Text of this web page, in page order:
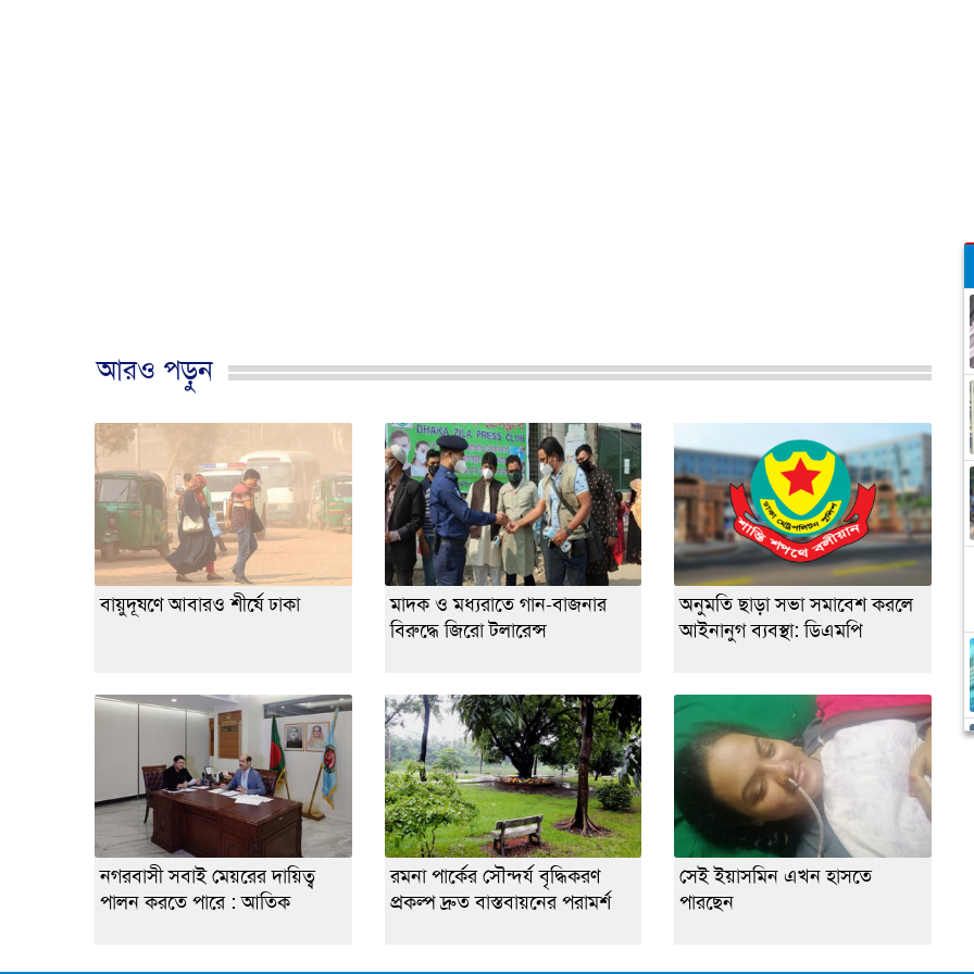
আরও পড়ুন
বায়ুদূষণে আবারও শীর্ষে ঢাকা
মাদক ও মধ্যরাতে গান-বাজনার
বিরুদ্ধে জিরো টলারেন্স
অনুমতি ছাড়া সভা সমাবেশ করলে
আইনানুগ ব্যবস্থা: ডিএমপি
নগরবাসী সবাই মেয়রের দায়িত্ব
পালন করতে পারে : আতিক
রমনা পার্কের সৌন্দর্য বৃদ্ধিকরণ
প্রকল্প দ্রুত বাস্তবায়নের পরামর্শ
সেই ইয়াসমিন এখন হাসতে
পারছেন